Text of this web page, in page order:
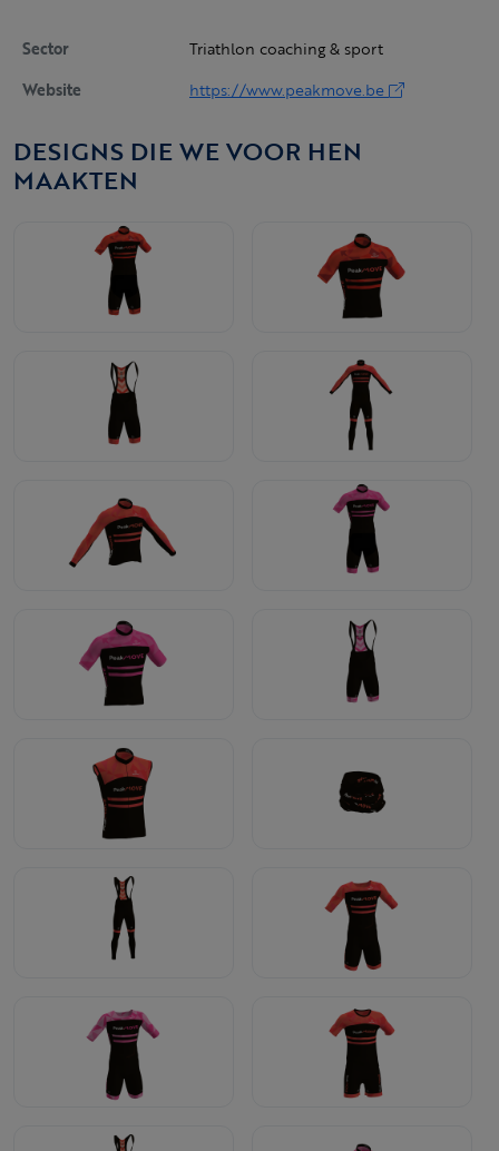
Sector
Triathlon coaching & sport
Website
https://www.peakmove.be
DESIGNS DIE WE VOOR HEN
MAAKTEN